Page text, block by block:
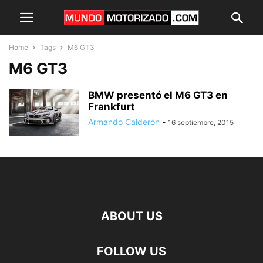
Home Tags M6 GT3
M6 GT3
BMW presentó el M6 GT3 en
Frankfurt
Armando Calderón - 16 septiembre, 2015
ABOUT US
FOLLOW US